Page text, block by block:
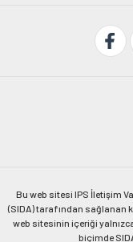
Bu web sitesi IPS İletişim
(SIDA) tarafından sağlanan
web sitesinin içeriği
biçimde